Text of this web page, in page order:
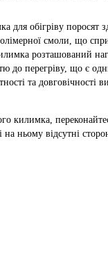
для обігріву поросят
смоли, що
розташований
до перегріву, що є
та довговічності
килимка,
на ньому відсутні